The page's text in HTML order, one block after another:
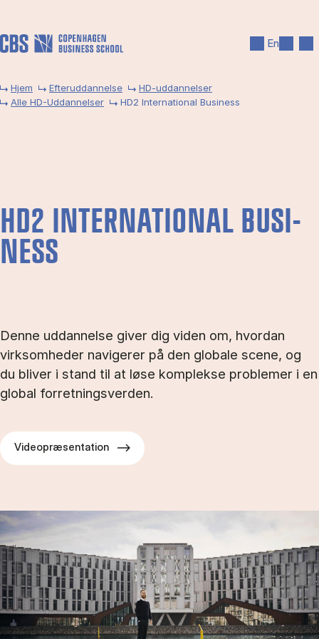
En
Hjem Efteruddannelse
HD-uddannelser
Alle HD-Uddannelser
HD2 International Business
HD2 IN­TER­NA­TIO­NAL BU­SI­
NESS
Denne uddannelse giver dig viden om, hvordan
virksomheder navigerer på den globale scene, og
du bliver i stand til at løse komplekse problemer i en
global forretningsverden.
Videopræsentation